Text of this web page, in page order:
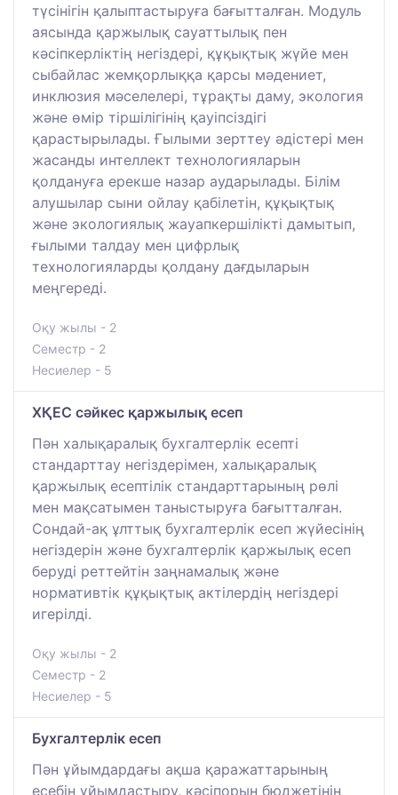
түсінігін қалыптастыруға бағытталған. Модуль
аясында қаржылық сауаттылық пен
кәсіпкерліктің негіздері, құқықтық жүйе мен
сыбайлас жемқорлыққа қарсы мәдениет,
инклюзия мәселелері, тұрақты даму, экология
және өмір тіршілігінің қауіпсіздігі
қарастырылады. Ғылыми зерттеу әдістері мен
жасанды интеллект технологияларын
қолдануға ерекше назар аударылады. Білім
алушылар сыни ойлау қабілетін, құқықтық
және экологиялық жауапкершілікті дамытып,
ғылыми талдау мен цифрлық
технологияларды қолдану дағдыларын
меңгереді.
Оқу жылы - 2
Семестр - 2
Несиелер - 5
ХҚЕС сәйкес қаржылық есеп
Пән халықаралық бухгалтерлік есепті
стандарттау негіздерімен, халықаралық
қаржылық есептілік стандарттарының рөлі
мен мақсатымен таныстыруға бағытталған.
Сондай-ақ ұлттық бухгалтерлік есеп жүйесінің
негіздерін және бухгалтерлік қаржылық есеп
беруді реттейтін заңнамалық және
нормативтік құқықтық актілердің негіздері
игерілді.
Оқу жылы - 2
Семестр - 2
Несиелер - 5
Бухгалтерлік есеп
Пән ұйымдардағы ақша қаражаттарының
есебін ұйымдастыру, кәсіпорын бюджетінің